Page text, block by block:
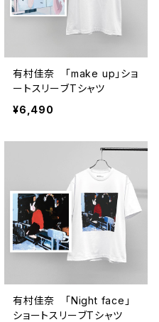
有村佳奈 「make up」ショ
ートスリーブTシャツ
¥6,490
有村佳奈 「Night face」
ショートスリーブTシャツ